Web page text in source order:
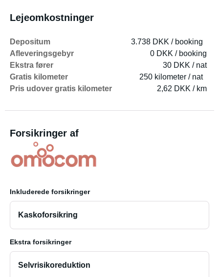
Lejeomkostninger
Depositum
3.738 DKK / booking
Afleveringsgebyr
0 DKK / booking
Ekstra fører
30 DKK / nat
Gratis kilometer
250 kilometer / nat
Pris udover gratis kilometer
2,62 DKK / km
Forsikringer af
Inkluderede forsikringer
Kaskoforsikring
Ekstra forsikringer
Selvrisikoreduktion